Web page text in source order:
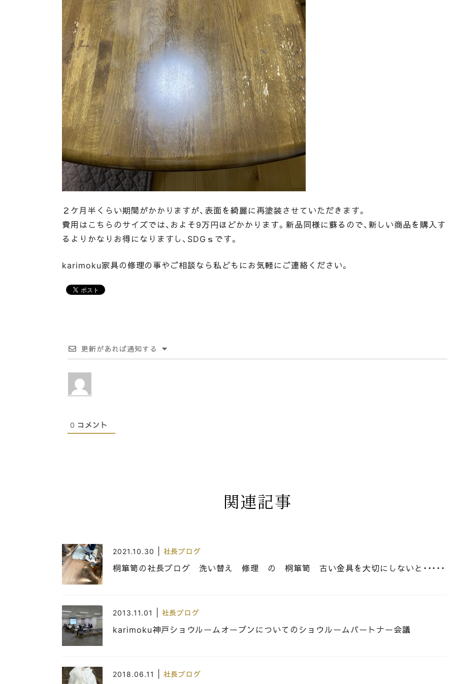
２ケ月半くらい期間がかかりますが、表面を綺麗に再塗装させていただきます。
費用はこちらのサイズでは、およそ9万円ほどかかります。新品同様に蘇るので、新しい商品を購入す
るよりかなりお得になりますし、SDGｓです。
karimoku家具の修理の事やご相談なら私どもにお気軽にご連絡ください。
更新があれば通知する
0 コメント
関連記事
2021.10.30 社長ブログ
桐箪笥の社長ブログ 洗い替え 修理 の 桐箪笥 古い金具を大切にしないと・・・・・
2013.11.01 社長ブログ
karimoku神戸ショウルームオープンについてのショウルームパートナー会議
2018.06.11 社長ブログ